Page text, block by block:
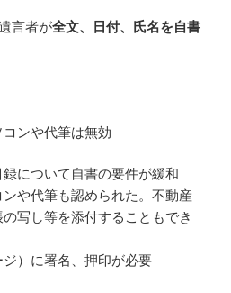
言者が全文、日付、氏名を自書
ンや代筆は無効
について自書の要件が緩和
や代筆も認められた。不動産
写し等を添付することもでき
）に署名、押印が必要